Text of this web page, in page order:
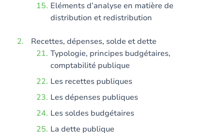
Eléments d’analyse en matière de
distribution et redistribution
Recettes, dépenses, solde et dette
Typologie, principes budgétaires,
comptabilité publique
Les recettes publiques
Les dépenses publiques
Les soldes budgétaires
La dette publique